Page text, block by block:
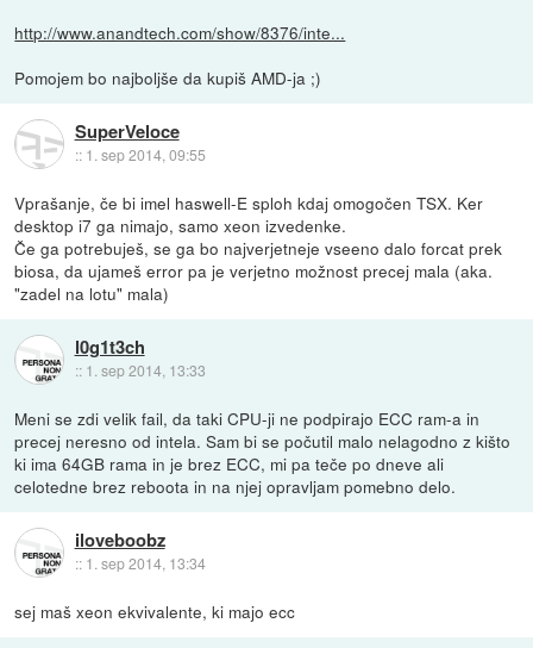
http://www.anandtech.com/show/8376/inte...
Pomojem bo najboljše da kupiš AMD-ja ;)
SuperVeloce
:: 1. sep 2014, 09:55
Vprašanje, če bi imel haswell-E sploh kdaj omogočen TSX. Ker
desktop i7 ga nimajo, samo xeon izvedenke.
Če ga potrebuješ, se ga bo najverjetneje vseeno dalo forcat prek
biosa, da ujameš error pa je verjetno možnost precej mala (aka.
"zadel na lotu" mala)
l0g1t3ch
:: 1. sep 2014, 13:33
Meni se zdi velik fail, da taki CPU-ji ne podpirajo ECC ram-a in
precej neresno od intela. Sam bi se počutil malo nelagodno z kišto
ki ima 64GB rama in je brez ECC, mi pa teče po dneve ali
celotedne brez reboota in na njej opravljam pomebno delo.
iloveboobz
:: 1. sep 2014, 13:34
sej maš xeon ekvivalente, ki majo ecc